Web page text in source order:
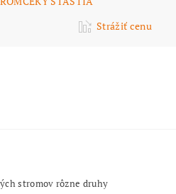
Strážiť cenu
stromov rôzne druhy